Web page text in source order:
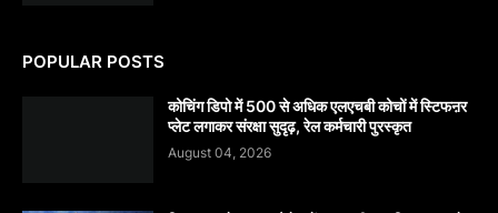
POPULAR POSTS
कोचिंग डिपो में 500 से अधिक एलएचबी कोचों में स्टिफऩर
प्लेट लगाकर संरक्षा सुदृढ़, रेल कर्मचारी पुरस्कृत
August 04, 2026